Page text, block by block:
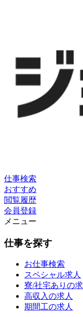
仕事検索
おすすめ
閲覧履歴
会員登録
メニュー
仕事を探す
お仕事検索
スペシャル求人
寮/社宅ありの
高収入の求人
期間工の求人